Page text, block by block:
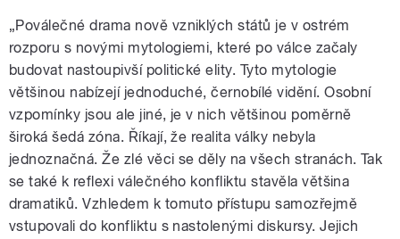
„Poválečné drama nově vzniklých států je v ostrém
rozporu s novými mytologiemi, které po válce začaly
budovat nastoupivší politické elity. Tyto mytologie
většinou nabízejí jednoduché, černobílé vidění. Osobní
vzpomínky jsou ale jiné, je v nich většinou poměrně
široká šedá zóna. Říkají, že realita války nebyla
jednoznačná. Že zlé věci se děly na všech stranách. Tak
se také k reflexi válečného konfliktu stavěla většina
dramatiků. Vzhledem k tomuto přístupu samozřejmě
vstupovali do konfliktu s nastolenými diskursy. Jejich